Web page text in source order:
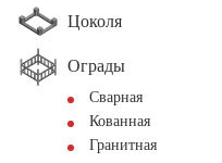
Цоколя
Ограды
Сварная
Кованная
Гранитная